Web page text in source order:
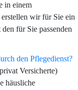
in einem
wir für Sie ein
für Sie passenden
den Pflegedienst?
Versicherte)
häusliche